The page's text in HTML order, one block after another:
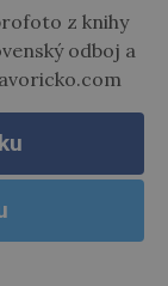
z knihy
odboj a